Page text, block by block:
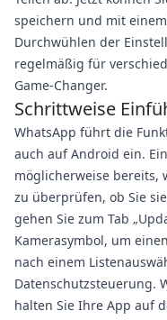
speichern und mit
Durchwühlen der
regelmäßig für
Game-Changer.
Schrittweise
WhatsApp führt die
auch auf Android ein.
möglicherweise bereits,
zu überprüfen, ob Sie
gehen Sie zum Tab
Kamerasymbol, um
nach einem
Datenschutzsteuerung.
halten Sie Ihre App auf